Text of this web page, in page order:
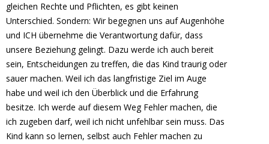
gleichen Rechte und Pflichten, es gibt keinen
Unterschied. Sondern: Wir begegnen uns auf Augenhöhe
und ICH übernehme die Verantwortung dafür, dass
unsere Beziehung gelingt. Dazu werde ich auch bereit
sein, Entscheidungen zu treffen, die das Kind traurig oder
sauer machen. Weil ich das langfristige Ziel im Auge
habe und weil ich den Überblick und die Erfahrung
besitze. Ich werde auf diesem Weg Fehler machen, die
ich zugeben darf, weil ich nicht unfehlbar sein muss. Das
Kind kann so lernen, selbst auch Fehler machen zu